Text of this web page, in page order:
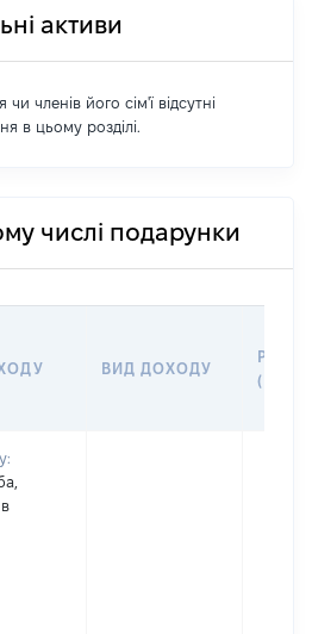
активи
членів його сім'ї відсутні
в цьому розділі.
числі подарунки
ВИД ДОХОДУ